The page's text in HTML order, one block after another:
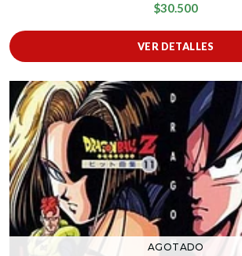
$30.500
VER DETALLES
AGOTADO